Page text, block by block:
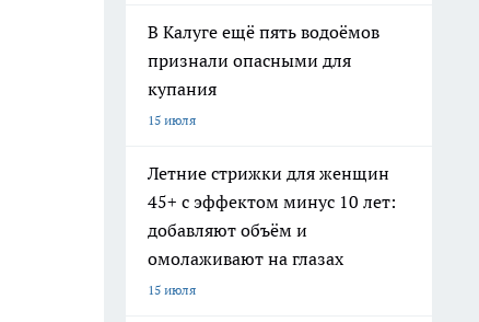
В Калуге ещё пять водоёмов
признали опасными для
купания
15 июля
Летние стрижки для женщин
45+ с эффектом минус 10 лет:
добавляют объём и
омолаживают на глазах
15 июля